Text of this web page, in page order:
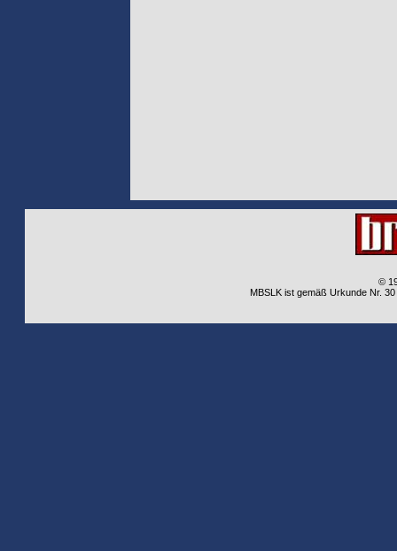
©
MBSLK ist gemäß Urkunde Nr.